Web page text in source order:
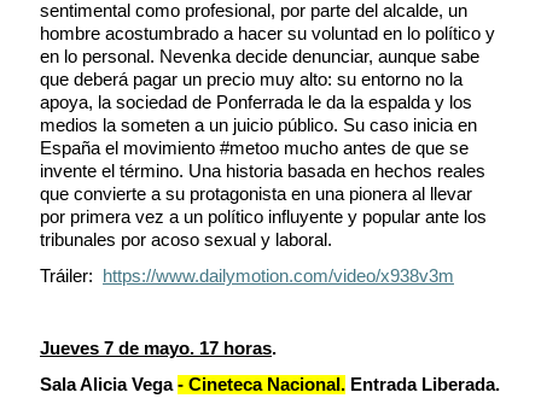
sentimental como profesional, por parte del alcalde, un
hombre acostumbrado a hacer su voluntad en lo político y
en lo personal. Nevenka decide denunciar, aunque sabe
que deberá pagar un precio muy alto: su entorno no la
apoya, la sociedad de Ponferrada le da la espalda y los
medios la someten a un juicio público. Su caso inicia en
España el movimiento #metoo mucho antes de que se
invente el término. Una historia basada en hechos reales
que convierte a su protagonista en una pionera al llevar
por primera vez a un político influyente y popular ante los
tribunales por acoso sexual y laboral.
Tráiler:
https://www.dailymotion.com/video/x938v3m
Jueves 7 de mayo. 17 horas.
Sala Alicia Vega- Cineteca Nacional. Entrada Liberada.